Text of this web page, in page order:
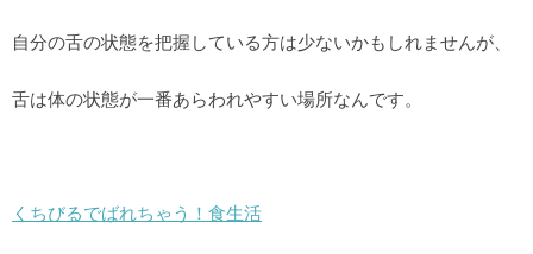
自分の舌の状態を把握している方は少ないかもしれませんが、
舌は体の状態が一番あらわれやすい場所なんです。
くちびるでばれちゃう！食生活